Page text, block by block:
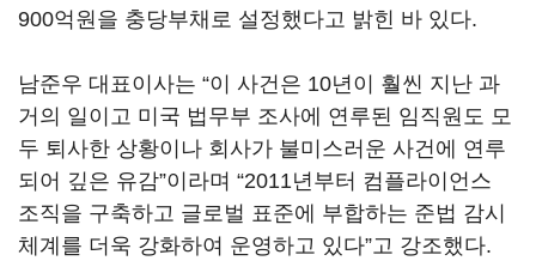
900억원을 충당부채로 설정했다고 밝힌 바 있다.
남준우 대표이사는 “이 사건은 10년이 훨씬 지난 과
거의 일이고 미국 법무부 조사에 연루된 임직원도 모
두 퇴사한 상황이나 회사가 불미스러운 사건에 연루
되어 깊은 유감”이라며 “2011년부터 컴플라이언스
조직을 구축하고 글로벌 표준에 부합하는 준법 감시
체계를 더욱 강화하여 운영하고 있다”고 강조했다.